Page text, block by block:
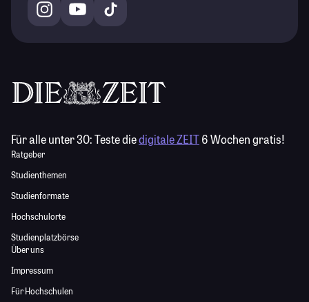
Für alle unter 30:Teste diedigitale ZEIT6 Wochen gratis!
Ratgeber
Studienthemen
Studienformate
Hochschulorte
Studienplatzbörse
Über uns
Impressum
Für Hochschulen